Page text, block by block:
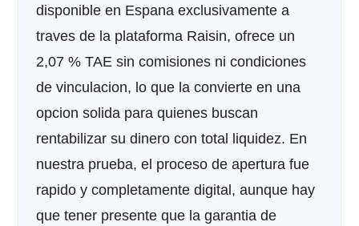
disponible en Espana exclusivamente a
traves de la plataforma Raisin, ofrece un
2,07 % TAE sin comisiones ni condiciones
de vinculacion, lo que la convierte en una
opcion solida para quienes buscan
rentabilizar su dinero con total liquidez. En
nuestra prueba, el proceso de apertura fue
rapido y completamente digital, aunque hay
que tener presente que la garantia de